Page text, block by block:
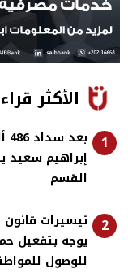
الأكثر
1
إبراهيم سعيد
القسم
2
تيسيرات قانون
يوجه بتفعيل
للوصول